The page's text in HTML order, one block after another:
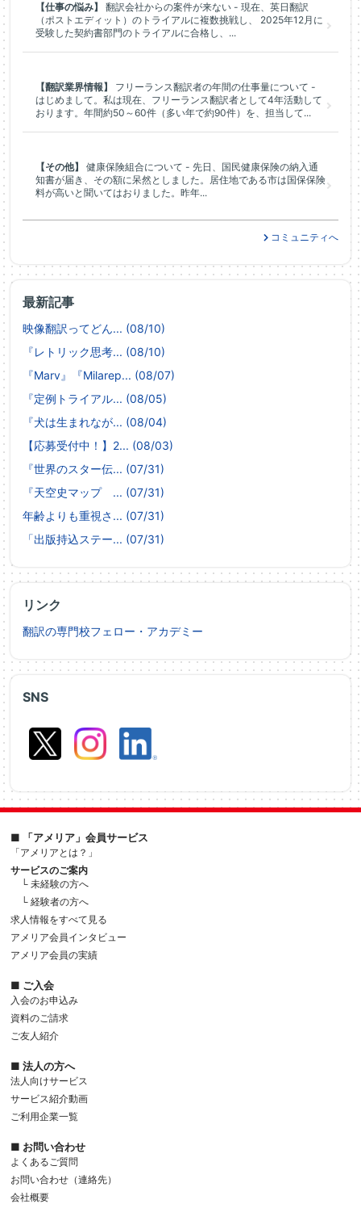
SNS
最新記事
映像翻訳ってどん... (08/10)
『レトリック思考... (08/10)
『Marv』『Milarep... (08/07)
『定例トライアル... (08/05)
『犬は生まれなが... (08/04)
【応募受付中！】2... (08/03)
『世界のスター伝... (07/31)
『天空史マップ ... (07/31)
年齢よりも重視さ... (07/31)
「出版持込ステー... (07/31)
リンク
翻訳の専門校フェロー・アカデミー
【仕事の悩み】
翻訳会社からの案件が来ない - 現在、英日翻訳
（ポストエディット）のトライアルに複数挑戦し、 2025年12月に
受験した契約書部門のトライアルに合格し、...
【翻訳業界情報】
フリーランス翻訳者の年間の仕事量について -
はじめまして。私は現在、フリーランス翻訳者として4年活動して
おります。年間約50～60件（多い年で約90件）を、担当して...
【その他】
健康保険組合について - 先日、国民健康保険の納入通
知書が届き、その額に呆然としました。居住地である市は国保保険
料が高いと聞いてはおりました。昨年...
コミュニティへ
■ 「アメリア」会員サービス
「アメリアとは？」
サービスのご案内
└ 未経験の方へ
└ 経験者の方へ
求人情報をすべて見る
アメリア会員インタビュー
アメリア会員の実績
■ ご入会
入会のお申込み
資料のご請求
ご友人紹介
■ 法人の方へ
法人向けサービス
サービス紹介動画
ご利用企業一覧
■ お問い合わせ
よくあるご質問
お問い合わせ（連絡先）
会社概要